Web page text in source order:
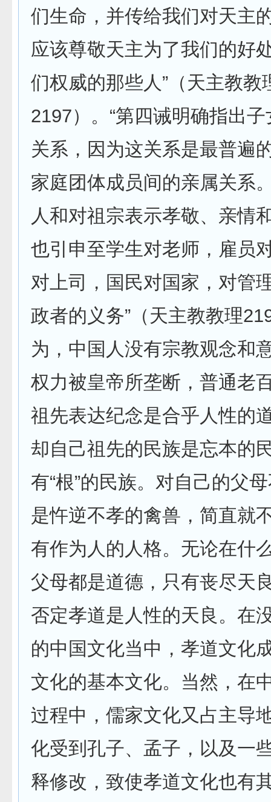
们生命，并传给我们对天主
应该尊敬天主为了我们的好
们权威的那些人”（天主教教
2197）。“第四诫明确指出
关系，因为这关系是最普遍
家庭团体成员间的亲属关系
人和对祖宗表示孝敬、亲情
也引申至学生对老师，雇员
对上司，国民对国家，对管
政者的义务”（天主教教理
为，中国人没有宗教观念和
权力被皇帝所垄断，普通老
祖先表达纪念是合乎人性的
却自己祖先的民族是忘本的
有“根”的民族。对自己的父
是忤逆不孝的禽兽，简直就
有作为人的人格。无论在什
父母都是道德，只有丧尽天
否定孝道是人性的天良。在
的中国文化当中，孝道文化
文化的基本文化。当然，在
过程中，儒家文化又占主导
化受到孔子、孟子，以及一
释修改，致使孝道文化也有